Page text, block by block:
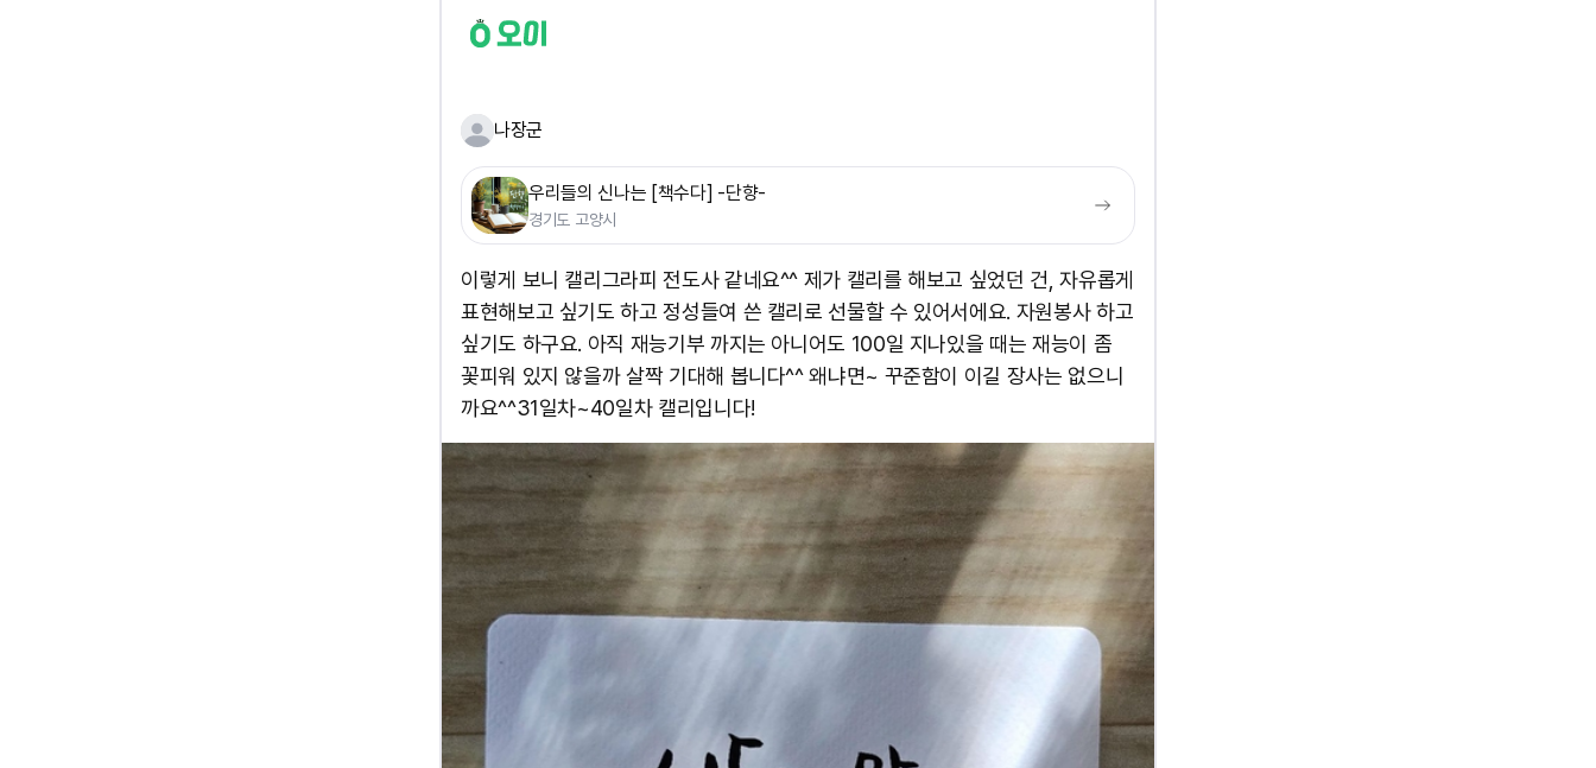
나장군
우리들의 신나는 [책수다] -단향-
경기도 고양시
이렇게 보니 캘리그라피 전도사 같네요^^ 제가 캘리를 해보고 싶었던 건, 자유롭게
표현해보고 싶기도 하고 정성들여 쓴 캘리로 선물할 수 있어서에요. 자원봉사 하고
싶기도 하구요. 아직 재능기부 까지는 아니어도 100일 지나있을 때는 재능이 좀
꽃피워 있지 않을까 살짝 기대해 봅니다^^ 왜냐면~ 꾸준함이 이길 장사는 없으니
까요^^ ​31일차~40일차 캘리입니다!